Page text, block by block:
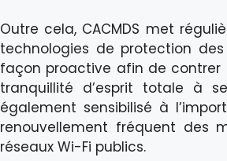
Outre cela, CACMDS met
technologies de protection
façon proactive afin de
tranquillité d’esprit totale à
également sensibilisé à
renouvellement fréquent des
réseaux Wi-Fi publics.